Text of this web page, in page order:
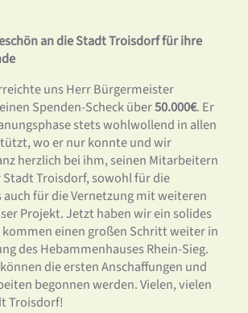
an die Stadt Troisdorf für ihre
uns Herr Bürgermeister
Spenden-Scheck über50.000€. Er
stets wohlwollend in allen
wo er nur konnte und wir
herzlich bei ihm, seinen Mitarbeitern
Stadt Troisdorf, sowohl für die
auch für die Vernetzung mit weiteren
Projekt. Jetzt haben wir ein solides
einen großen Schritt weiter in
des Hebammenhauses Rhein-Sieg.
die ersten Anschaffungen und
begonnen werden. Vielen, vielen
Troisdorf!